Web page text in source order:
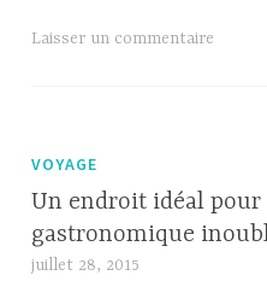
Votre
Laisser un commentaire
VOYAGE
Un endroit idéal
gastronomique
juillet 28, 2015